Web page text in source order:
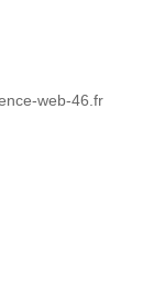
web-46.fr